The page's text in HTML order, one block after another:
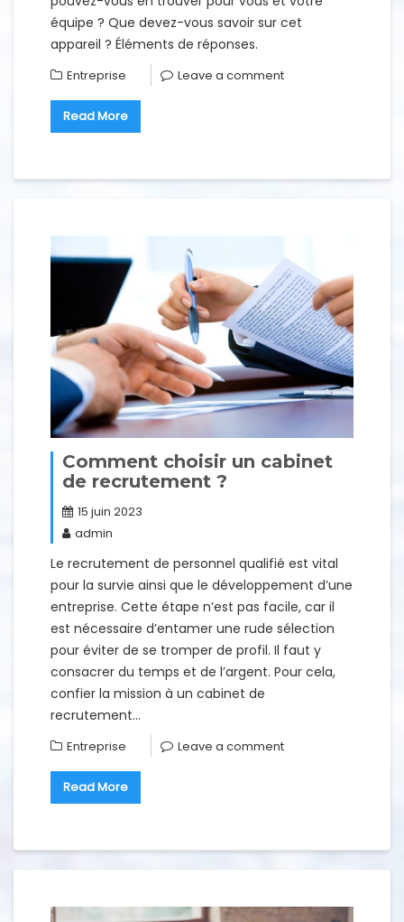
équipe ? Que devez-vous savoir sur cet
appareil ? Éléments de réponses.
Entreprise Leave a comment
Read More
Comment choisir un cabinet
de recrutement ?
15 juin 2023
admin
Le recrutement de personnel qualifié est vital
pour la survie ainsi que le développement d’une
entreprise. Cette étape n’est pas facile, car il
est nécessaire d’entamer une rude sélection
pour éviter de se tromper de profil. Il faut y
consacrer du temps et de l’argent. Pour cela,
confier la mission à un cabinet de
recrutement…
Entreprise Leave a comment
Read More